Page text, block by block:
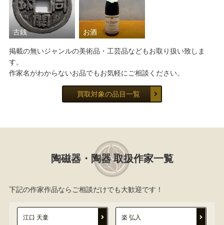
古銭 お酒
掲載の無いジャンルの美術品・工芸品などもお取り扱い致しま
す。
作家名がわからないお品でもお気軽にご相談ください。
買取対象の品目一覧
陶磁器・陶器 取扱作家一覧
下記の作家作品ならご相談だけでも大歓迎です！
江口 天童 楽 弘入